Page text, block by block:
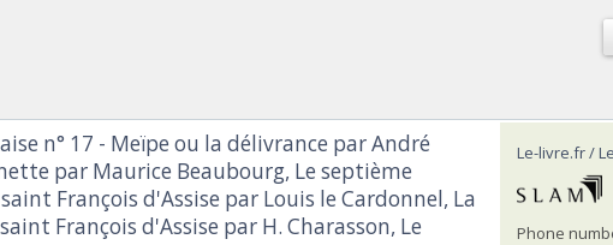
n° 17 - Meïpe ou la délivrance par André
par Maurice Beaubourg, Le septième
François d'Assise par Louis le Cardonnel, La
François d'Assise par H. Charasson, Le
Le-livre.fr /
Phone